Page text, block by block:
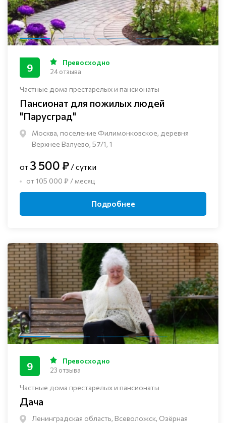
Частные дома престарелых и пансионаты
Пансионат для пожилых людей
"Парусград"
Москва, поселение Филимонковское, деревня
Верхнее Валуево, 57/1, 1
9 Превосходно
24 отзыва
от 3 500 ₽ / сутки
от 105 000 ₽ / месяц
Подробнее
Частные дома престарелых и пансионаты
Дача
Ленинградская область, Всеволожск, Озёрная
9 Превосходно
23 отзыва